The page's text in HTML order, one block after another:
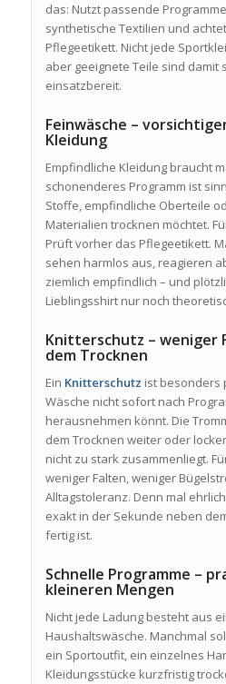
das: Nutzt passende
synthetische Textilien und
Pflegeetikett. Nicht jede
aber geeignete Teile sind damit
einsatzbereit.
Feinwäsche –
Kleidung
Empfindliche Kleidung braucht
schonenderes Programm ist
Stoffe, empfindliche Oberteile
Materialien trocknen möchtet.
Prüft vorher das Pflegeetikett.
sehen harmlos aus, reagieren
ziemlich empfindlich – und
Lieblingsshirt nur noch
Knitterschutz – weniger
dem Trocknen
Ein Knitterschutz ist besonders
Wäsche nicht sofort nach
herausnehmen könnt. Die
dem Trocknen weiter oder
nicht zu stark zusammenliegt.
weniger Falten, weniger
Alltagstoleranz. Denn mal
exakt in der Sekunde neben
fertig ist.
Schnelle Programme –
kleineren Mengen
Nicht jede Ladung besteht aus
Haushaltswäsche. Manchmal
ein Sportoutfit, ein einzelnes
Kleidungsstücke kurzfristig